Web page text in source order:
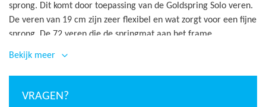
sprong. Dit komt door toepassing van de Goldspring Solo veren.
De veren van 19 cm zijn zeer flexibel en wat zorgt voor een fijne
sprong. De 72 veren die de springmat aan het frame
roestvorming tegen te gaan. De veren worden hierbij veilig
afgedekt door een brede grijze trampoline rand 38 cm. De rand
is gemaakt van weerbestendig PVC van 0,45 mm dik. De vulling
Bekijk meer
VRAGEN?